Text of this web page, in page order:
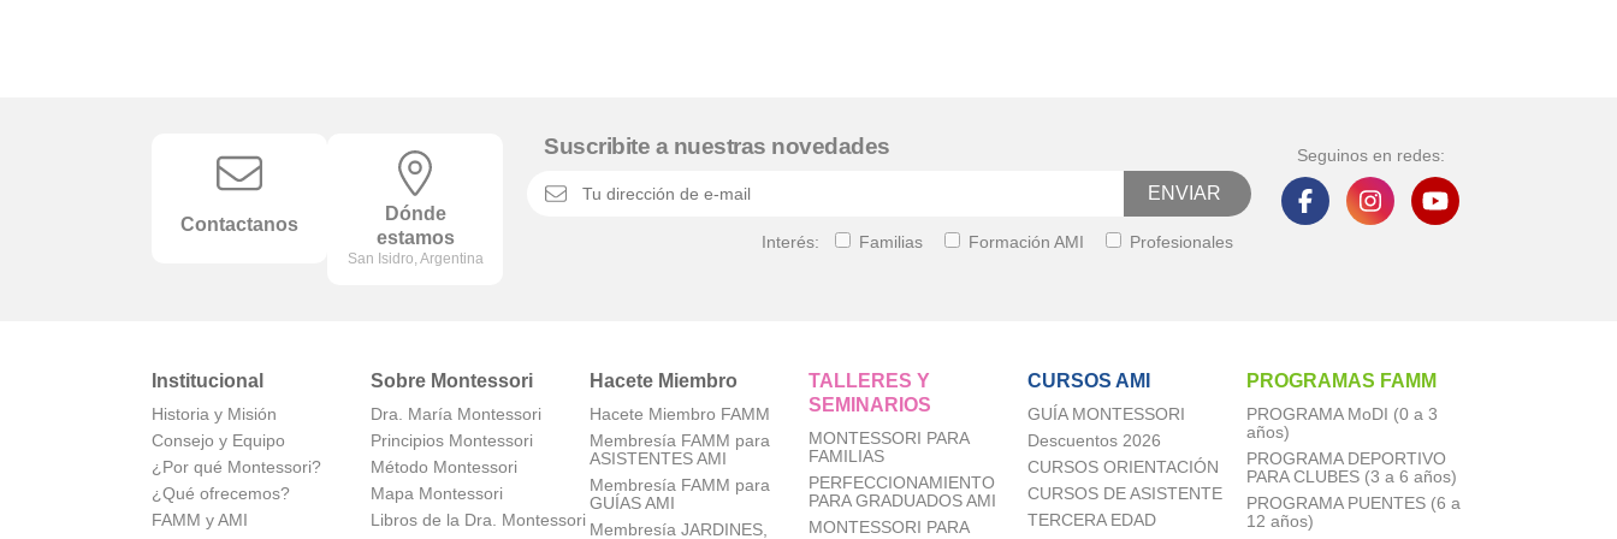
Contactanos
Dónde
estamos
San Isidro, Argentina
Suscribite a nuestras novedades
Interés: Familias Formación AMI Profesionales
Seguinos en redes:
Institucional
Historia y Misión
Consejo y Equipo
¿Por qué Montessori?
¿Qué ofrecemos?
FAMM y AMI
Sobre Montessori
Dra. María Montessori
Principios Montessori
Método Montessori
Mapa Montessori
Libros de la Dra. Montessori
Hacete Miembro
Hacete Miembro FAMM
Membresía FAMM para
ASISTENTES AMI
Membresía FAMM para
GUÍAS AMI
Membresía JARDINES,
TALLERES Y
SEMINARIOS
MONTESSORI PARA
FAMILIAS
PERFECCIONAMIENTO
PARA GRADUADOS AMI
MONTESSORI PARA
CURSOS AMI
GUÍA MONTESSORI
Descuentos 2026
CURSOS ORIENTACIÓN
CURSOS DE ASISTENTE
TERCERA EDAD
PROGRAMAS FAMM
PROGRAMA MoDI (0 a 3
años)
PROGRAMA DEPORTIVO
PARA CLUBES (3 a 6 años)
PROGRAMA PUENTES (6 a
12 años)